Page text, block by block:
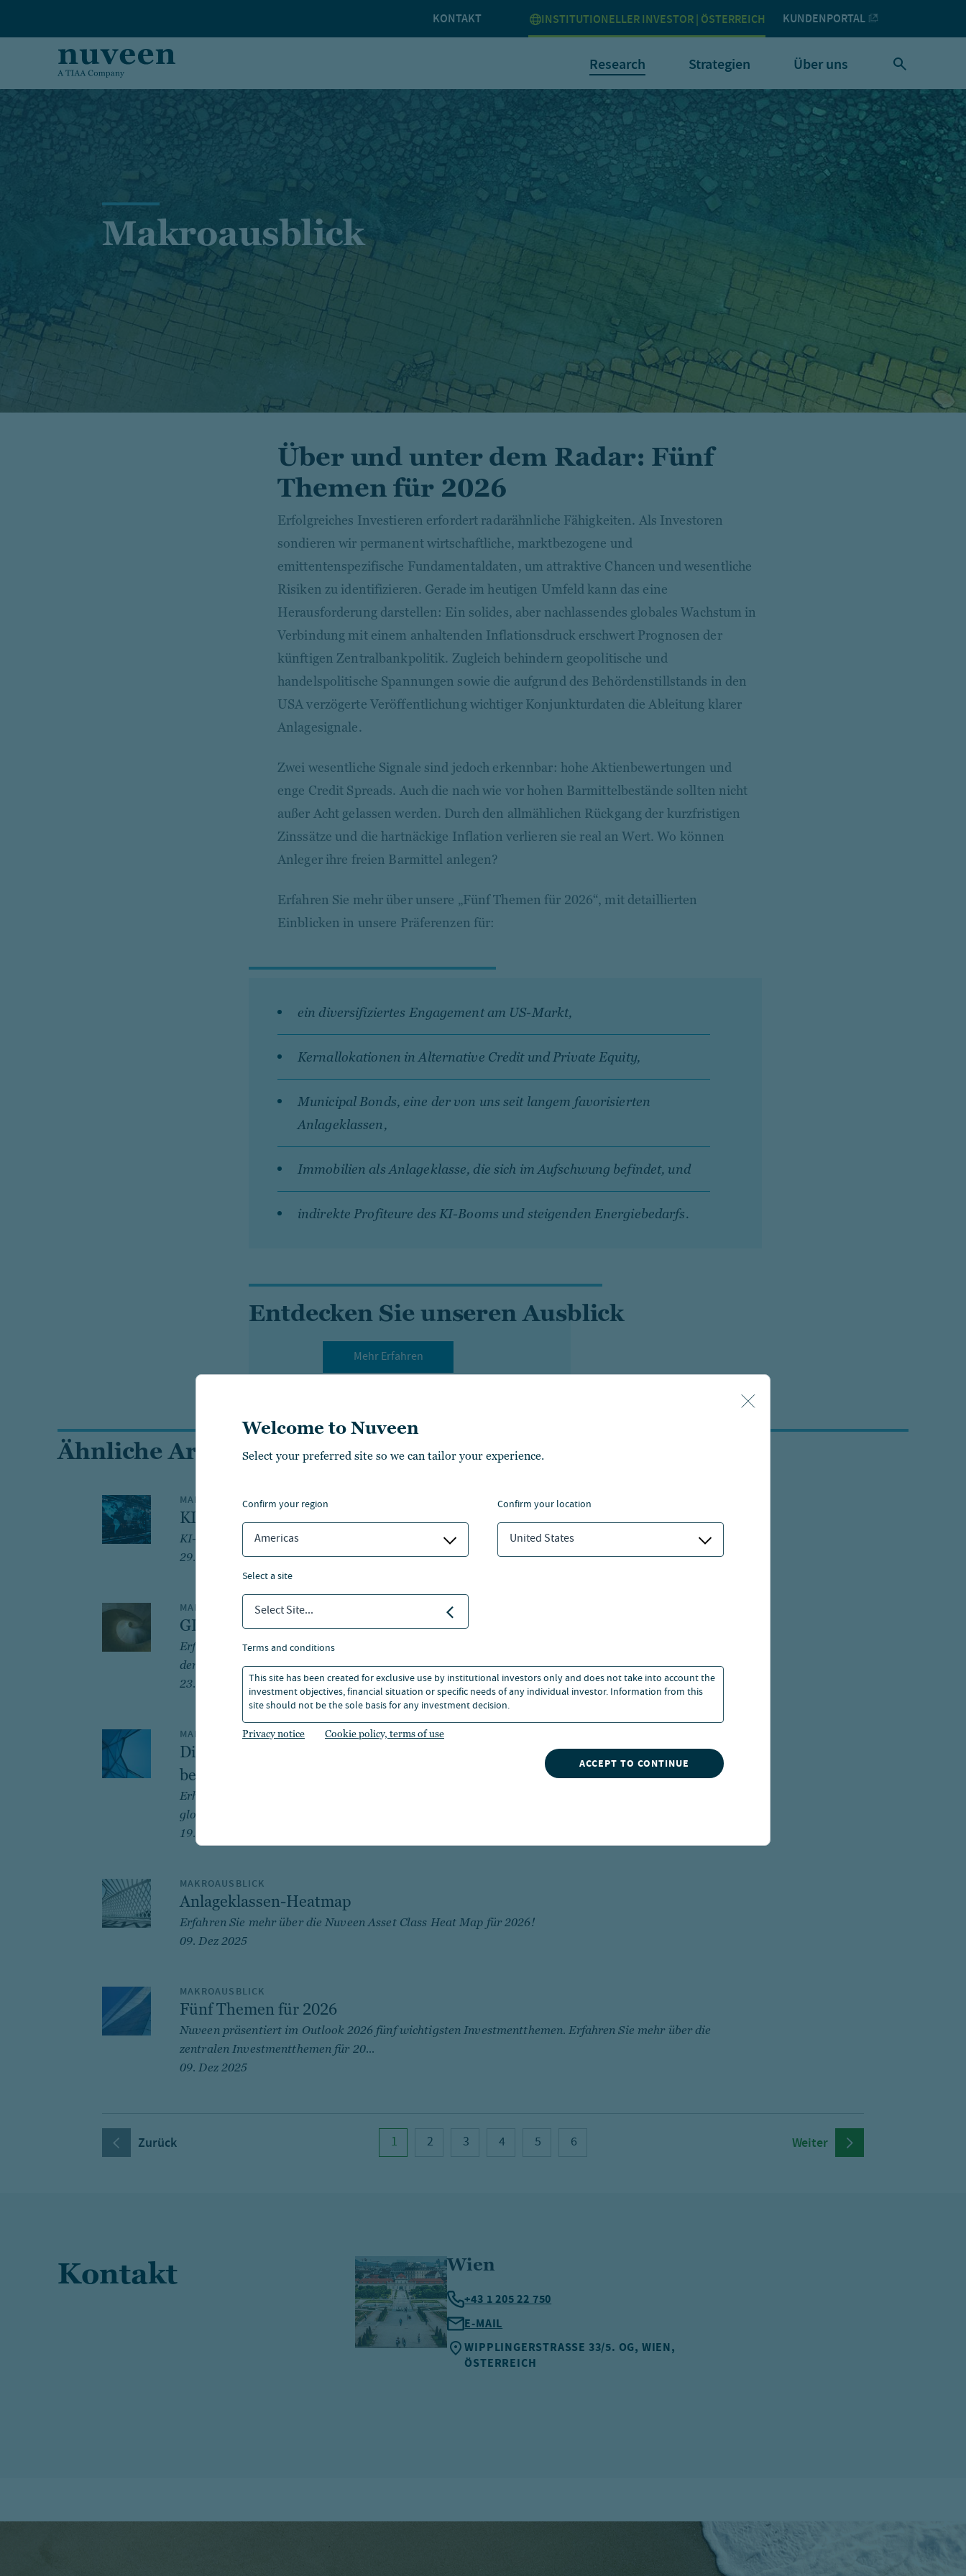
KONTAKT INSTITUTIONELLER INVESTOR | ÖSTERREICH KUNDENPORTAL
Research Strategien Über uns
Welcome to Nuveen
Select your preferred site so we can tailor your experience.
confirm your region
Americas
confirm your location
United States
select a site
Select Site...
terms and conditions
This site has been created for exclusive use by institutional investors only and does not take into account the
investment objectives, financial situation or specific needs of any individual investor. Information from this
site should not be the sole basis for any investment decision.
Privacy notice Cookie policy, terms of use
ACCEPT TO CONTINUE
Makroausblick
Über und unter dem Radar: Fünf
Themen für 2026
Erfolgreiches Investieren erfordert radarähnliche Fähigkeiten. Als Investoren
sondieren wir permanent wirtschaftliche, marktbezogene und
emittentenspezifische Fundamentaldaten, um attraktive Chancen und wesentliche
Risiken zu identifizieren. Gerade im heutigen Umfeld kann das eine
Herausforderung darstellen: Ein solides, aber nachlassendes globales Wachstum in
Verbindung mit einem anhaltenden Inflationsdruck erschwert Prognosen der
künftigen Zentralbankpolitik. Zugleich behindern geopolitische und
handelspolitische Spannungen sowie die aufgrund des Behördenstillstands in den
USA verzögerte Veröffentlichung wichtiger Konjunkturdaten die Ableitung klarer
Anlagesignale.
Zwei wesentliche Signale sind jedoch erkennbar: hohe Aktienbewertungen und
enge Credit Spreads. Auch die nach wie vor hohen Barmittelbestände sollten nicht
außer Acht gelassen werden. Durch den allmählichen Rückgang der kurzfristigen
Zinssätze und die hartnäckige Inflation verlieren sie real an Wert. Wo können
Anleger ihre freien Barmittel anlegen?
Erfahren Sie mehr über unsere „Fünf Themen für 2026“, mit detaillierten
Einblicken in unsere Präferenzen für:
ein diversifiziertes Engagement am US-Markt,
Kernallokationen in Alternative Credit und Private Equity,
Municipal Bonds, eine der von uns seit langem favorisierten
Anlageklassen,
Immobilien als Anlageklasse, die sich im Aufschwung befindet, und
indirekte Profiteure des KI-Booms und steigenden Energiebedarfs.
Entdecken Sie unseren Ausblick
Mehr Erfahren
Ähnliche Artikel
MAKROAUSBLICK
KI-Ausbau: Wann und für wen wird er sich rentieren?
KI-Ausbau: Wann und für wen wird er sich rentieren?
29. Jul 2026
MAKROAUSBLICK
GIC Ausblick H2 2026: Das Konzentrations-paradoxon
Erfahren Sie im halbjährlichen Ausblick des GIC Einschätzungen zur wirtschaftlichen Entwicklung,
den wichtigsten Themen für die Po...
23. Jul 2026
MAKROAUSBLICK
Die Intelligenz-Dividende: Was KI für Wachstum, Inflation und Portfolios
bedeutet
Erhalten Sie Nuveens Globale Makro-Perspektiven. Unser Makro-Ausblick bietet Ihnen wichtige
globale Einblicke.
19. Jun 2026
MAKROAUSBLICK
Anlageklassen-Heatmap
Erfahren Sie mehr über die Nuveen Asset Class Heat Map für 2026!
09. Dez 2025
MAKROAUSBLICK
Fünf Themen für 2026
Nuveen präsentiert im Outlook 2026 fünf wichtigsten Investmentthemen. Erfahren Sie mehr über die
zentralen Investmentthemen für 20...
09. Dez 2025
Zurück 1 2 3 4 5 6 Weiter
Kontakt Wien
+43 1 205 22 750
E-MAIL
WIPPLINGERSTRASSE 33/5. OG, WIEN, Ö
STERREICH